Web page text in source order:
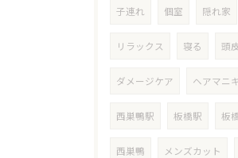
子連れ 個室 隠れ家
リラックス 寝る 頭
ダメージケア ヘアマニ
西巣鴨駅 板橋駅 板
西巣鴨 メンズカット